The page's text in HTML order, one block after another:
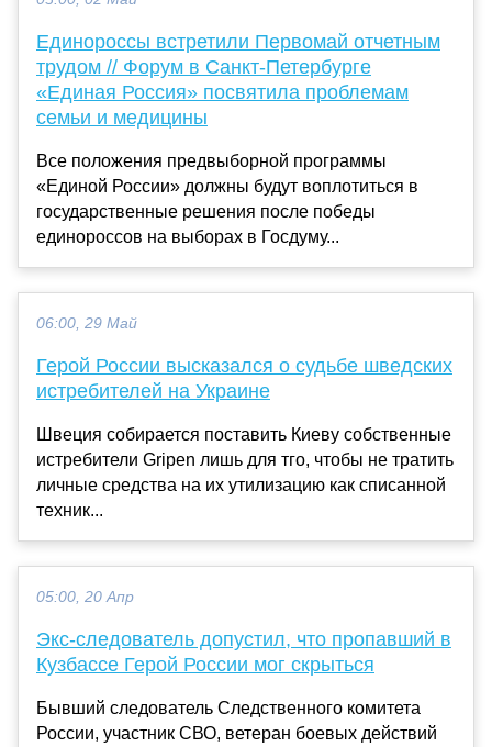
Единороссы встретили Первомай отчетным
трудом // Форум в Санкт-Петербурге
«Единая Россия» посвятила проблемам
семьи и медицины
Все положения предвыборной программы
«Единой России» должны будут воплотиться в
государственные решения после победы
единороссов на выборах в Госдуму...
06:00, 29 Май
Герой России высказался о судьбе шведских
истребителей на Украине
Швеция собирается поставить Киеву собственные
истребители Gripen лишь для тго, чтобы не тратить
личные средства на их утилизацию как списанной
техник...
05:00, 20 Апр
Экс-следователь допустил, что пропавший в
Кузбассе Герой России мог скрыться
Бывший следователь Следственного комитета
России, участник СВО, ветеран боевых действий